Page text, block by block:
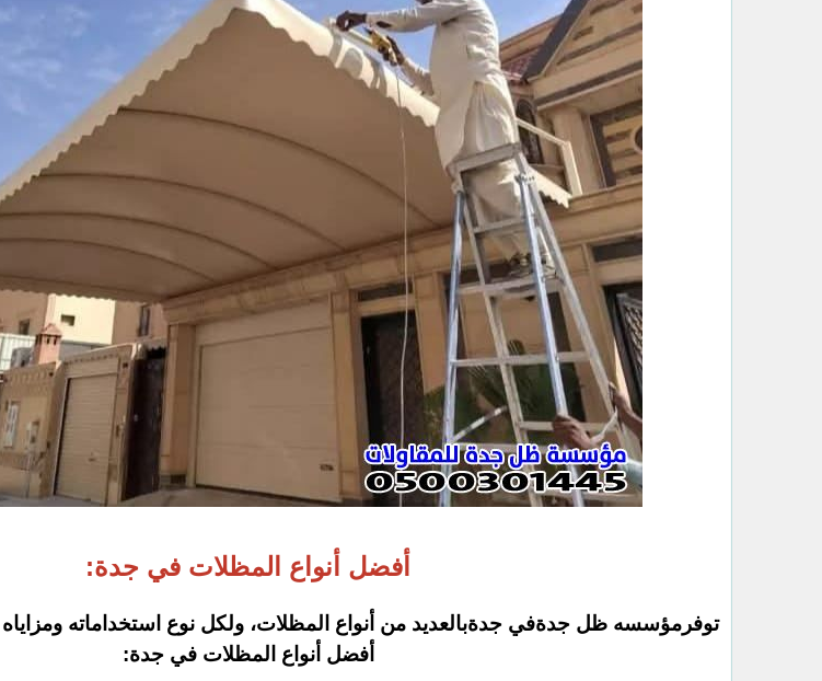
أفضل أنواع المظلات في جدة:
توفرمؤسسه ظل جدةفي جدةبالعديد من أنواع المظلات، ولكل نوع استخداماته
أفضل أنواع المظلات في جدة: